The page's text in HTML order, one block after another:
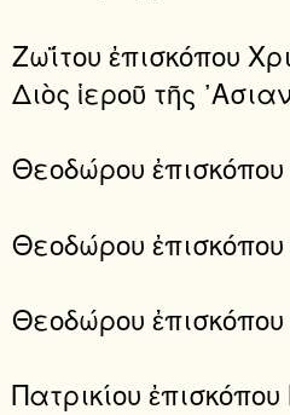
Ζωΐτου ἐπισκόπου
Διὸς ἱεροῦ τῆς
Θεοδώρου
Θεοδώρου
Θεοδώρου
Πατρικίου